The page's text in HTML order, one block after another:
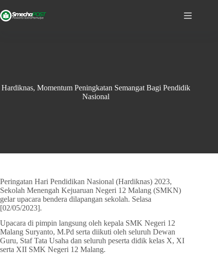
Hardiknas, Momentum Peningkatan Semangat Bagi Pendidik
Nasional
Peringatan Hari Pendidikan Nasional (Hardiknas) 2023,
Sekolah Menengah Kejuaruan Negeri 12 Malang (SMKN)
gelar upacara bendera dilapangan sekolah. Selasa
[02/05/2023].
Upacara di pimpin langsung oleh kepala SMK Negeri 12
Malang Suryanto, M.Pd serta diikuti oleh seluruh Dewan
Guru, Staf Tata Usaha dan seluruh peserta didik kelas X, XI
serta XII SMK Negeri 12 Malang.